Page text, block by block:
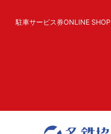
駐車サービス券ONLINE SHOP